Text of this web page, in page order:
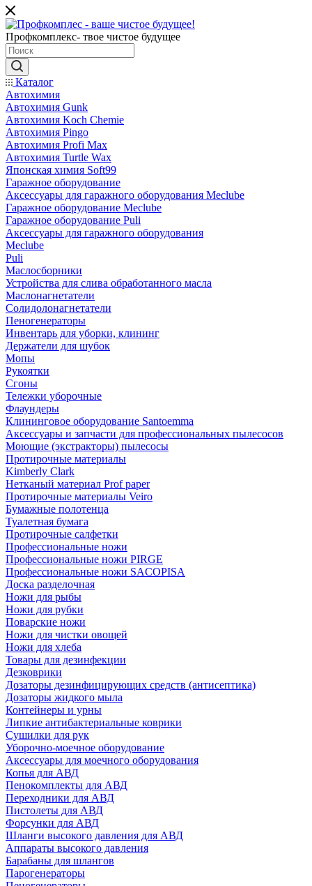
Профкомплекс- твое чистое будущее
Каталог
Автохимия
Автохимия Gunk
Автохимия Koch Chemie
Автохимия Pingo
Автохимия Profi Max
Автохимия Turtle Wax
Японская химия Soft99
Гаражное оборудование
Аксессуары для гаражного оборудования Meclube
Гаражное оборудование Meclube
Гаражное оборудование Puli
Аксессуары для гаражного оборудования
Meclube
Puli
Маслосборники
Устройства для слива обработанного масла
Маслонагнетатели
Солидолонагнетатели
Пеногенераторы
Инвентарь для уборки, клининг
Держатели для шубок
Мопы
Рукоятки
Сгоны
Тележки уборочные
Флаундеры
Клининговое оборудование Santoemma
Аксессуары и запчасти для профессиональных пылесосов
Моющие (экстракторы) пылесосы
Протирочные материалы
Kimberly Clark
Нетканый материал Prof paper
Протирочные материалы Veiro
Бумажные полотенца
Туалетная бумага
Протирочные салфетки
Профессиональные ножи
Профессиональные ножи PIRGE
Профессиональные ножи SACOPISA
Доска разделочная
Ножи для рыбы
Ножи для рубки
Поварские ножи
Ножи для чистки овощей
Ножи для хлеба
Товары для дезинфекции
Дезковрики
Дозаторы дезинфицирующих средств (антисептика)
Дозаторы жидкого мыла
Контейнеры и урны
Липкие антибактериальные коврики
Сушилки для рук
Уборочно-моечное оборудование
Аксессуары для моечного оборудования
Копья для АВД
Пенокомплекты для АВД
Переходники для АВД
Пистолеты для АВД
Форсунки для АВД
Шланги высокого давления для АВД
Аппараты высокого давления
Барабаны для шлангов
Парогенераторы